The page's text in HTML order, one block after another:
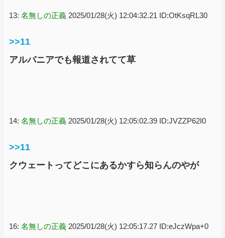
13: 名無しの正義 2025/01/28(火) 12:04:32.21 ID:OtKsqRL30
>>11
アルバニアでも報道されてて草
14: 名無しの正義 2025/01/28(火) 12:05:02.39 ID:JVZZP62I0
>>11
クウェートってどこにあるかすら知らんのやが
16: 名無しの正義 2025/01/28(火) 12:05:17.27 ID:eJczWpa+0